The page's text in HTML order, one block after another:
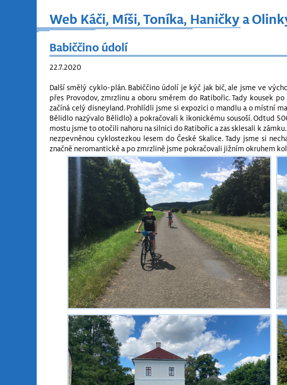
Web Káči, Míši, Toníka, Haničky a
Babiččino údolí
22.7.2020
Další smělý cyklo-plán. Babiččino údolí je kýč jak bič, ale jsme ve
přes Provodov, zmrzlinu a oboru směrem do Ratibořic. Tady kousek
začíná celý disneyland. Prohlídli jsme si expozici o mandlu a o místní
Bělidlo nazývalo Bělidlo) a pokračovali k ikonickému sousoší. Odtud
mostu jsme to otočili nahoru na silnici do Ratibořic a zas sklesali k
nezpevněnou cyklostezkou lesem do České Skalice. Tady jsme si
značně neromantické a po zmrzlině jsme pokračovali jižním okruhem